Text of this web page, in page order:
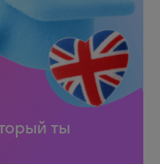
ты